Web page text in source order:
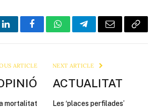
LinkedInFacebookWhatsAppTelegramEmail Copy
ARTICLE
mortalitat
NEXT ARTICLE
ACTUALITAT
Les ‘places perfilades’